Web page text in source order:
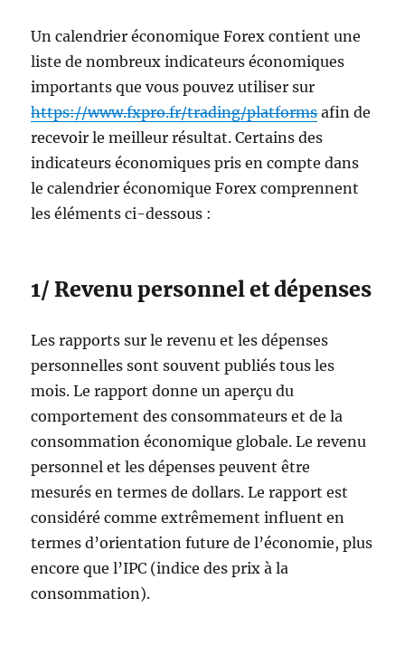
Un calendrier économique Forex contient une
liste de nombreux indicateurs économiques
importants que vous pouvez utiliser sur
https://www.fxpro.fr/trading/platformsafin de
recevoir le meilleur résultat. Certains des
indicateurs économiques pris en compte dans
le calendrier économique Forex comprennent
les éléments ci-dessous :
1/ Revenu personnel et dépenses
Les rapports sur le revenu et les dépenses
personnelles sont souvent publiés tous les
mois. Le rapport donne un aperçu du
comportement des consommateurs et de la
consommation économique globale. Le revenu
personnel et les dépenses peuvent être
mesurés en termes de dollars. Le rapport est
considéré comme extrêmement influent en
termes d’orientation future de l’économie, plus
encore que l’IPC (indice des prix à la
consommation).